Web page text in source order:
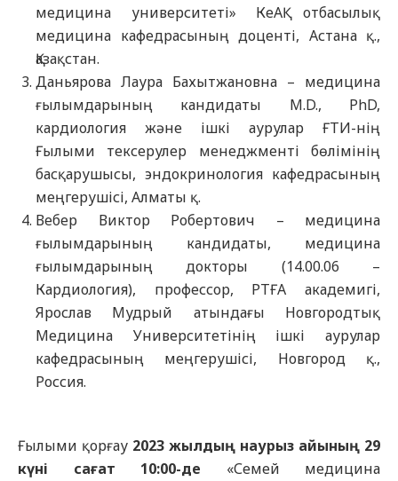
медицина университеті» КеАҚ отбасылық
медицина кафедрасының доценті, Астана қ.,
Қазақстан.
Даньярова Лаура Бахытжановна – медицина
ғылымдарының кандидаты M.D., PhD,
кардиология және ішкі аурулар ҒТИ-нің
Ғылыми тексерулер менеджменті бөлімінің
басқарушысы, эндокринология кафедрасының
меңгерушісі, Алматы қ.
Вебер Виктор Робертович – медицина
ғылымдарының кандидаты, медицина
ғылымдарының докторы (14.00.06 –
Кардиология), профессор, РТҒА академигі,
Ярослав Мудрый атындағы Новгородтық
Медицина Университетінің ішкі аурулар
кафедрасының меңгерушісі, Новгород қ.,
Россия.
Ғылыми қорғау 2023 жылдың наурыз айының 29
күні сағат 10:00-де «Семей медицина